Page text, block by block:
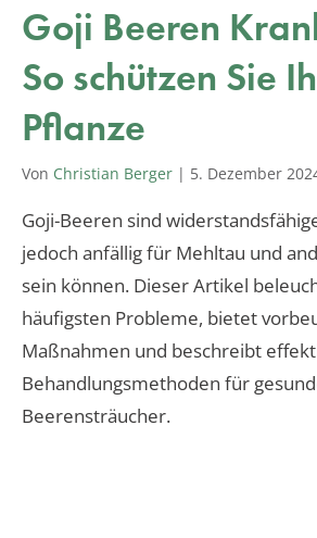
Goji Beeren
So schützen Sie
Pflanze
Von Christian Berger | 5. Dezember
Goji-Beeren sind
jedoch anfällig für Mehltau und
sein können. Dieser Artikel
häufigsten Probleme, bietet
Maßnahmen und beschreibt
Behandlungsmethoden für
Beerensträucher.